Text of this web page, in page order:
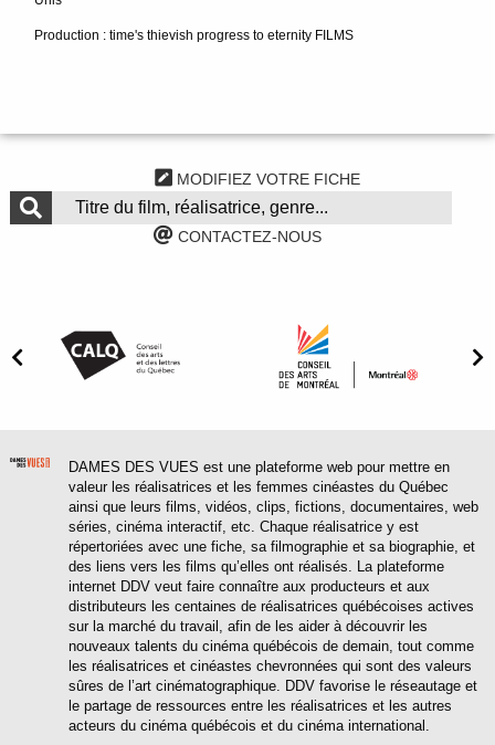
Production : time's thievish progress to eternity FILMS
MODIFIEZ VOTRE FICHE
CONTACTEZ-NOUS
DAMES DES VUES est une plateforme web pour mettre en
valeur les réalisatrices et les femmes cinéastes du Québec
ainsi que leurs films, vidéos, clips, fictions, documentaires, web
séries, cinéma interactif, etc. Chaque réalisatrice y est
répertoriées avec une fiche, sa filmographie et sa biographie, et
des liens vers les films qu’elles ont réalisés. La plateforme
internet DDV veut faire connaître aux producteurs et aux
distributeurs les centaines de réalisatrices québécoises actives
sur la marché du travail, afin de les aider à découvrir les
nouveaux talents du cinéma québécois de demain, tout comme
les réalisatrices et cinéastes chevronnées qui sont des valeurs
sûres de l’art cinématographique. DDV favorise le réseautage et
le partage de ressources entre les réalisatrices et les autres
acteurs du cinéma québécois et du cinéma international.